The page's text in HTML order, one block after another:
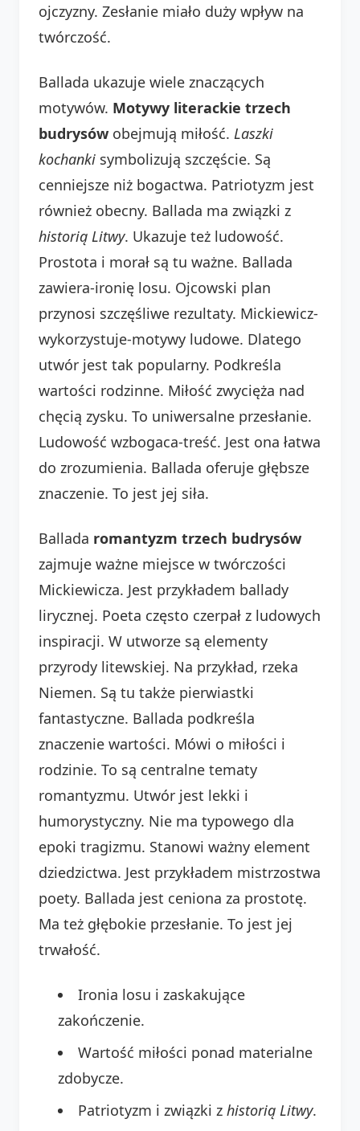
ojczyzny. Zesłanie miało duży wpływ na
twórczość.
Ballada ukazuje wiele znaczących
motywów. Motywy literackie trzech
budrysów obejmują miłość. Laszki
kochanki symbolizują szczęście. Są
cenniejsze niż bogactwa. Patriotyzm jest
również obecny. Ballada ma związki z
historią Litwy. Ukazuje też ludowość.
Prostota i morał są tu ważne. Ballada
zawiera-ironię losu. Ojcowski plan
przynosi szczęśliwe rezultaty. Mickiewicz-
wykorzystuje-motywy ludowe. Dlatego
utwór jest tak popularny. Podkreśla
wartości rodzinne. Miłość zwycięża nad
chęcią zysku. To uniwersalne przesłanie.
Ludowość wzbogaca-treść. Jest ona łatwa
do zrozumienia. Ballada oferuje głębsze
znaczenie. To jest jej siła.
Ballada romantyzm trzech budrysów
zajmuje ważne miejsce w twórczości
Mickiewicza. Jest przykładem ballady
lirycznej. Poeta często czerpał z ludowych
inspiracji. W utworze są elementy
przyrody litewskiej. Na przykład, rzeka
Niemen. Są tu także pierwiastki
fantastyczne. Ballada podkreśla
znaczenie wartości. Mówi o miłości i
rodzinie. To są centralne tematy
romantyzmu. Utwór jest lekki i
humorystyczny. Nie ma typowego dla
epoki tragizmu. Stanowi ważny element
dziedzictwa. Jest przykładem mistrzostwa
poety. Ballada jest ceniona za prostotę.
Ma też głębokie przesłanie. To jest jej
trwałość.
Ironia losu i zaskakujące
zakończenie.
Wartość miłości ponad materialne
zdobycze.
Patriotyzm i związki z historią Litwy.